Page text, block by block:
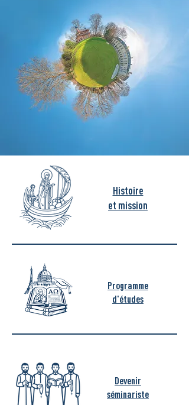
Histoire
et mission
Programme
d'études
Devenir
séminariste